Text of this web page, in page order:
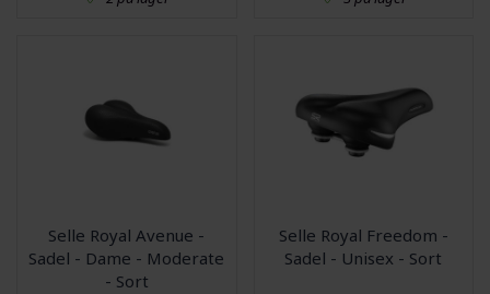
Selle Royal Avenue -
Sadel - Dame - Moderate
- Sort
Selle Royal Freedom -
Sadel - Unisex - Sort